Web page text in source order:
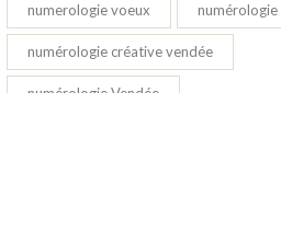
numerologie voeux numérologie
numérologie créative vendée
numérologie Vendée